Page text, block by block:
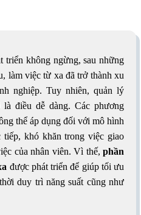
triển không ngừng, sau những
làm việc từ xa đã trở thành xu
nghiệp. Tuy nhiên, quản lý
điều dễ dàng. Các phương
thể áp dụng đối với mô hình
khó khăn trong việc giao
của nhân viên. Vì thế, phần
được phát triển để giúp tối ưu
duy trì năng suất cũng như